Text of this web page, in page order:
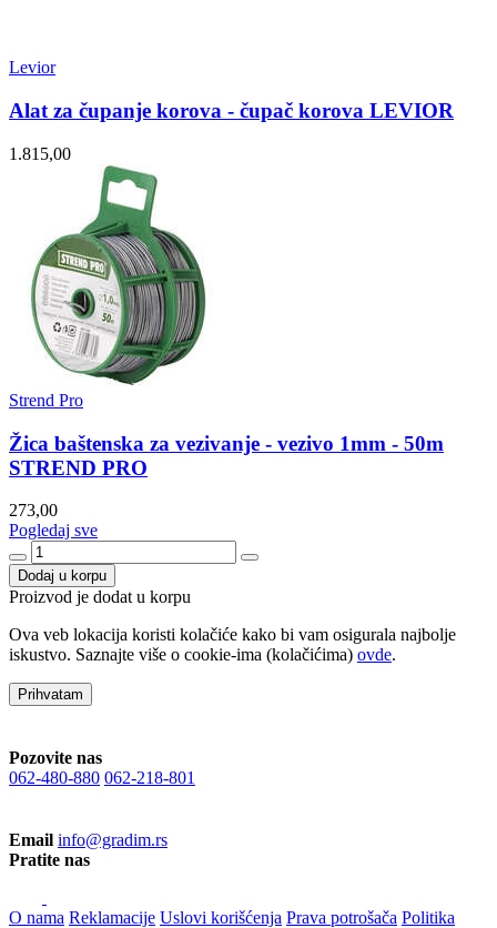
Levior
Alat za čupanje korova - čupač korova LEVIOR
1.815,00
Strend Pro
Žica baštenska za vezivanje - vezivo 1mm - 50m
STREND PRO
273,00
Pogledaj sve
Dodaj u korpu
Proizvod je dodat u korpu
Ova veb lokacija koristi kolačiće kako bi vam osigurala najbolje
iskustvo. Saznajte više o cookie-ima (kolačićima) ovde.
Prihvatam
Pozovite nas
062-480-880 062-218-801
Email info@gradim.rs
Pratite nas
O nama Reklamacije Uslovi korišćenja Prava potrošača Politika